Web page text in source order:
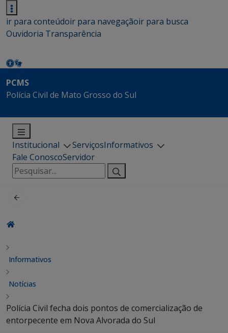
ir para conteúdoir para navegaçãoir para busca
Ouvidoria Transparência
PCMS
Polícia Civil de Mato Grosso do Sul
Institucional ServiçosInformativos
Fale ConoscoServidor
Pesquisar
por:
Informativos
Notícias
Polícia Civil fecha dois pontos de comercialização de
entorpecente em Nova Alvorada do Sul